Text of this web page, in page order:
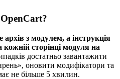
з модулем, а інструкція
кожній сторінці модуля на
достатньо завантажити
оновити модифікатори та
не більше 5 хвилин.